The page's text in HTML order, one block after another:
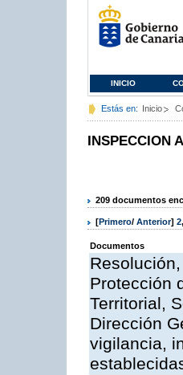
INICIO
Estás en: Inicio
INSPECCION
209 documentos
[Primero/ Anterior] 2,
Documentos
Protección
Territorial,
Dirección
vigilancia,